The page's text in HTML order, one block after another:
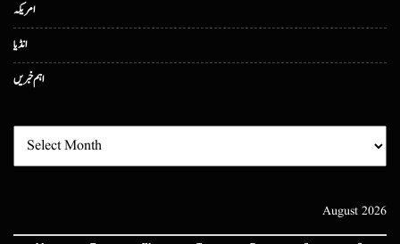
امریکہ
انڈیا
اہم خبریں
August 2026